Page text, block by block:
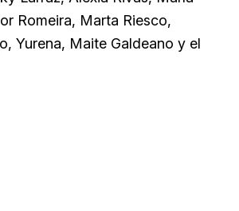
Romeira, Marta Riesco,
Yurena, Maite Galdeano y el